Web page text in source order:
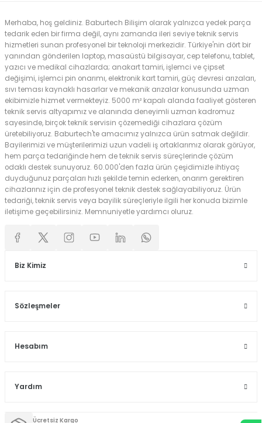
Merhaba, hoş geldiniz. Baburtech Bilişim olarak yalnızca yedek parça
tedarik eden bir firma değil, aynı zamanda ileri seviye teknik servis
hizmetleri sunan profesyonel bir teknoloji merkezidir. Türkiye'nin dört bir
yanından gönderilen laptop, masaüstü bilgisayar, cep telefonu, tablet,
yazıcı ve medikal cihazlarda; anakart tamiri, işlemci ve çipset
değişimi, işlemci pin onarımı, elektronik kart tamiri, güç devresi arızaları,
sıvı teması kaynaklı hasarlar ve mekanik arızalar konusunda uzman
ekibimizle hizmet vermekteyiz. 5000 m² kapalı alanda faaliyet gösteren
teknik servis altyapımız ve alanında deneyimli uzman kadromuz
sayesinde, birçok teknik servisin çözemediği cihazlara çözüm
üretebiliyoruz. Baburtech'te amacımız yalnızca ürün satmak değildir.
Bayilerimizi ve müşterilerimizi uzun vadeli iş ortaklarımız olarak görüyor,
hem parça tedariğinde hem de teknik servis süreçlerinde çözüm
odaklı destek sunuyoruz. 60.000'den fazla ürün çeşidimizle ihtiyaç
duyduğunuz parçaları hızlı şekilde temin ederken, onarım gerektiren
cihazlarınız için de profesyonel teknik destek sağlayabiliyoruz. Ürün
tedariği, teknik servis veya bayilik süreçleriyle ilgili her konuda bizimle
iletişime geçebilirsiniz. Memnuniyetle yardımcı oluruz.
Biz Kimiz
Sözleşmeler
Hesabım
Yardım
Ücretsiz Kargo